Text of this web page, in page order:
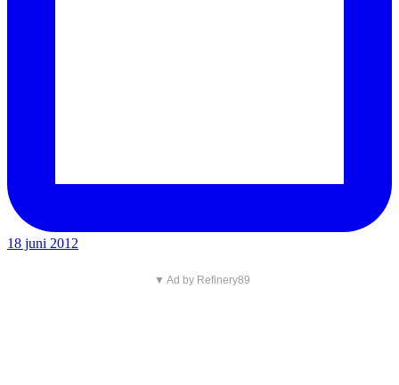
18 juni 2012
▼ Ad by Refinery89